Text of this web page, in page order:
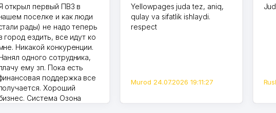
открыл первый ПВЗ в
поселке и как люди
рады) не надо теперь
город ездить, все идут ко
Никакой конкуренции.
Нанял одного сотрудника,
ему зп. Пока есть
поддержка все
Хороший
Система Озона
Yellowpages juda tez, aniq,
qulay va sifatlik ishlaydi.
respect
Murod 24.07.2026 19:11:27